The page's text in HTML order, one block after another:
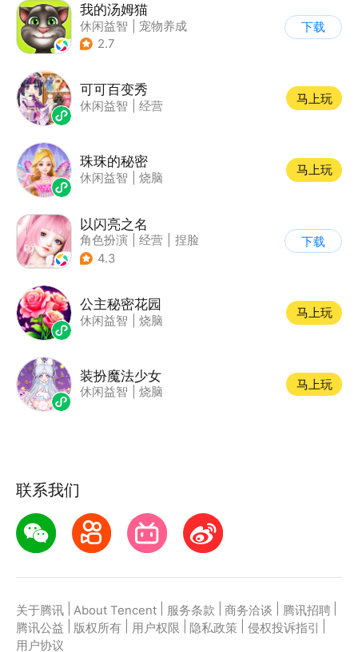
我的汤姆猫
休闲益智
宠物养成
| 汤姆猫
2.7
下载
可可百变秀
休闲益智 经营
马上玩
珠珠的秘密
休闲益智 烧脑
马上玩
以闪亮之名
角色扮演 经营
捏脸
| 二次元
4.3
下载
公主秘密花园
休闲益智 烧脑
马上玩
装扮魔法少女
休闲益智 烧脑
马上玩
联系我们
关于腾讯 About Tencent 服务条款 商务洽谈 腾讯招聘
腾讯公益
版权所有 用户权限 隐私政策 侵权投诉指引
用户协议